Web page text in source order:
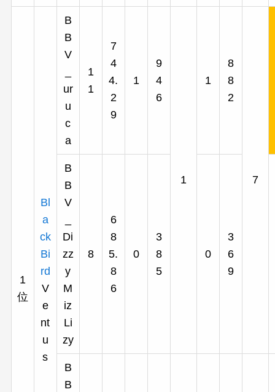
1
位
Bl
a
ck
Bi
rd
V
e
nt
u
s
B
B
V
ur
u
c
a
1
1
7
4
4.
2
9
1
9
4
6
1
1
8
8
2
7
B
B
V
Di
zz
y
M
iz
Li
zy
8
6
8
5.
8
6
0
3
8
5
0
3
6
9
B
B